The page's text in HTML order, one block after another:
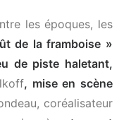
les époques, les
de la framboise »
de piste haletant,
, mise en scène
coréalisateur